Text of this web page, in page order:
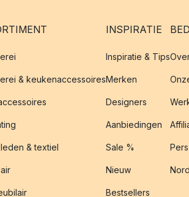
& keukenaccessoires
& textiel
INSPIRATIE
Inspiratie & Tips
Merken
Designers
Aanbiedingen
Sale %
Nieuw
Bestsellers
Pers